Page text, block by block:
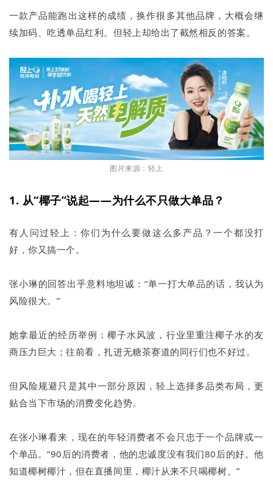
一款产品能跑出这样的成绩，换作很多其他品牌，大概会继
续加码、吃透单品红利。但轻上却给出了截然相反的答案。
图片来源：轻上
1. 从“椰子”说起——为什么不只做大单品？
有人问过轻上：你们为什么要做这么多产品？一个都没打
好，你又搞一个。
张小琳的回答出乎意料地坦诚：“单一打大单品的话，我认为
风险很大。”
她拿最近的经历举例：椰子水风波，行业里重注椰子水的友
商压力巨大；往前看，扎进无糖茶赛道的同行们也不好过。
但风险规避只是其中一部分原因，轻上选择多品类布局，更
贴合当下市场的消费变化趋势。
在张小琳看来，现在的年轻消费者不会只忠于一个品牌或一
个单品。“90后的消费者，他的忠诚度没有我们80后的好。他
知道椰树椰汁，但在直播间里，椰汁从来不只喝椰树。”